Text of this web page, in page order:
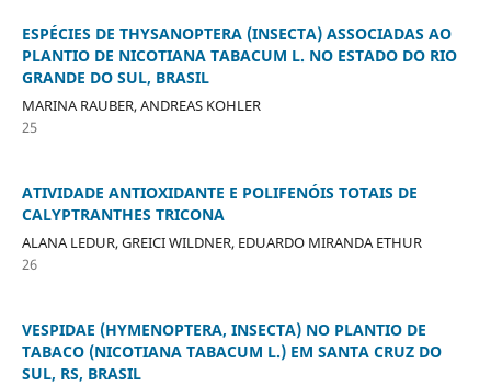
ESPÉCIES DE THYSANOPTERA (INSECTA) ASSOCIADAS AO
PLANTIO DE NICOTIANA TABACUM L. NO ESTADO DO RIO
GRANDE DO SUL, BRASIL
MARINA RAUBER, ANDREAS KOHLER
25
ATIVIDADE ANTIOXIDANTE E POLIFENÓIS TOTAIS DE
CALYPTRANTHES TRICONA
ALANA LEDUR, GREICI WILDNER, EDUARDO MIRANDA ETHUR
26
VESPIDAE (HYMENOPTERA, INSECTA) NO PLANTIO DE
TABACO (NICOTIANA TABACUM L.) EM SANTA CRUZ DO
SUL, RS, BRASIL